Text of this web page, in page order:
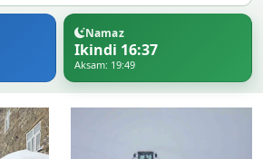
Namaz
Ikindi 16:37
Aksam: 19:49